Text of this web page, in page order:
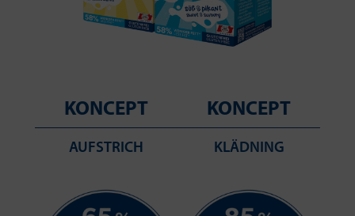
KONCEPT
AUFSTRICH
KONCEPT
KLÄDNING